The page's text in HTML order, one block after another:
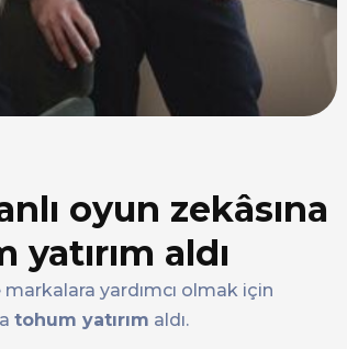
oyun zekâsına
aldı
yardımcı olmak için
tohum yatırım aldı.